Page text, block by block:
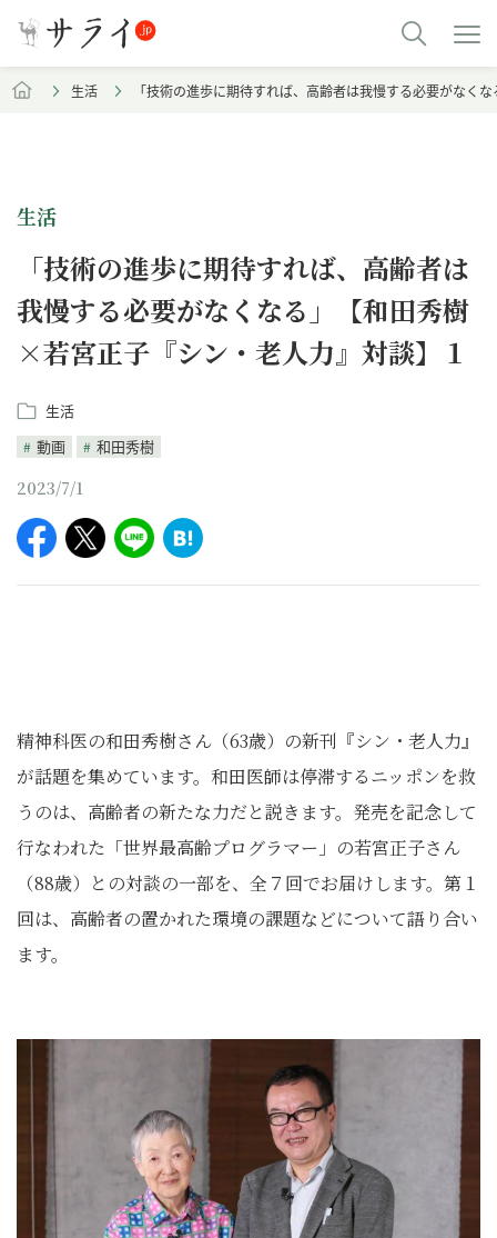
生活 「技術の進歩に期待すれば、高齢者は我慢する必要がなく
生活
「技術の進歩に期待すれば、高齢者は
我慢する必要がなくなる」【和田秀樹
×若宮正子『シン・老人力』対談】１
生活
動画
和田秀樹
2023/7/1
精神科医の和田秀樹さん（63歳）の新刊『シン・老人力』
が話題を集めています。和田医師は停滞するニッポンを救
うのは、高齢者の新たな力だと説きます。発売を記念して
行なわれた「世界最高齢プログラマー」の若宮正子さん
（88歳）との対談の一部を、全７回でお届けします。第１
回は、高齢者の置かれた環境の課題などについて語り合い
ます。